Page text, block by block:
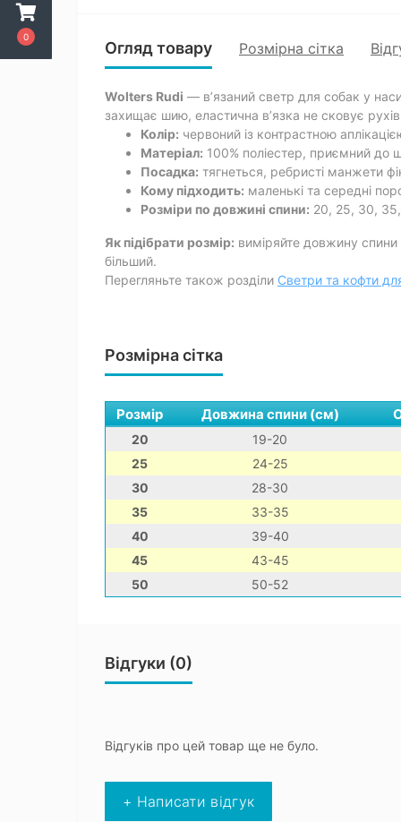
0
Огляд товару Розмірна сітка
Wolters Rudi — в’язаний светр для собак у
захищає шию, еластична в’язка не сковує рухів
Колір: червоний із контрастною
Матеріал: 100% поліестер, приємний до
Посадка: тягнеться, ребристі манжети
Кому підходить: маленькі та середні
Розміри по довжині спини: 20, 25, 30,
Як підібрати розмір: виміряйте довжину
більший.
Перегляньте також розділи Светри та кофти
Розмірна сітка
Розмір Довжина спини (см)
20
19-20
25
24-25
30
28-30
35
33-35
40
39-40
45
43-45
50
50-52
Відгуки (0)
Відгуків про цей товар ще не було.
+ Написати відгук